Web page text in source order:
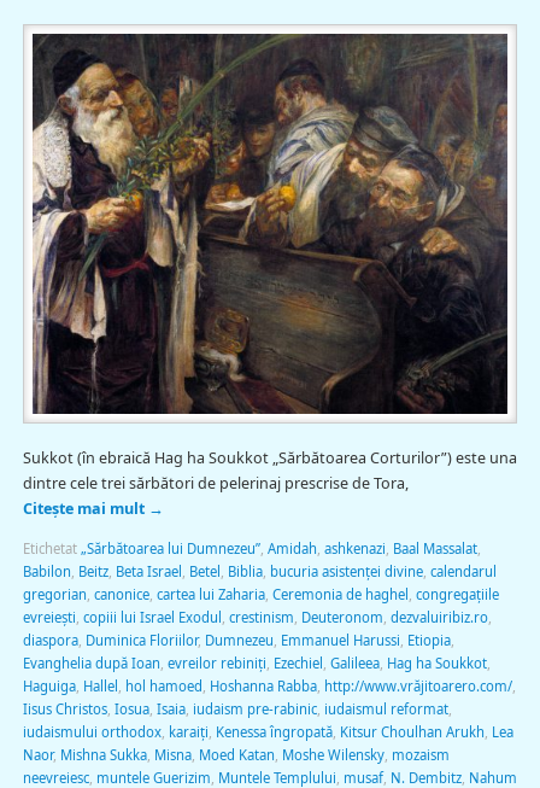
Sukkot (în ebraică Hag ha Soukkot „Sărbătoarea Corturilor”) este una
dintre cele trei sărbători de pelerinaj prescrise de Tora,
Citește mai mult →
Etichetat „Sărbătoarea lui Dumnezeu”, Amidah ashkenazi Baal Massalat,
Babilon Beitz, Beta Israel Betel Biblia, bucuria asistenţei divine, calendarul
gregorian canonice, cartea lui Zaharia, Ceremonia de haghel congregaţiile
evreieşti copiii lui Israel Exodul crestinism Deuteronom dezvaluiribiz.ro,
diaspora, Duminica Floriilor, Dumnezeu Emmanuel Harussi Etiopia,
Evanghelia după Ioan evreilor rebiniţi Ezechiel Galileea, Hag ha Soukkot,
Haguiga, Hallel hol hamoed Hoshanna Rabba, http://www.vrăjitoarero.com/,
Iisus Christos, Iosua, Isaia, iudaism pre-rabinic, iudaismul reformat,
iudaismului orthodox, karaiţi Kenessa îngropată, Kitsur Choulhan Arukh Lea
Naor, Mishna Sukka, Misna, Moed Katan Moshe Wilensky, mozaism
neevreiesc, muntele Guerizim Muntele Templului musaf, N. Dembitz, Nahum